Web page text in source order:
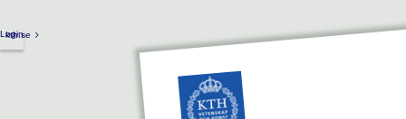
kth.se
Login